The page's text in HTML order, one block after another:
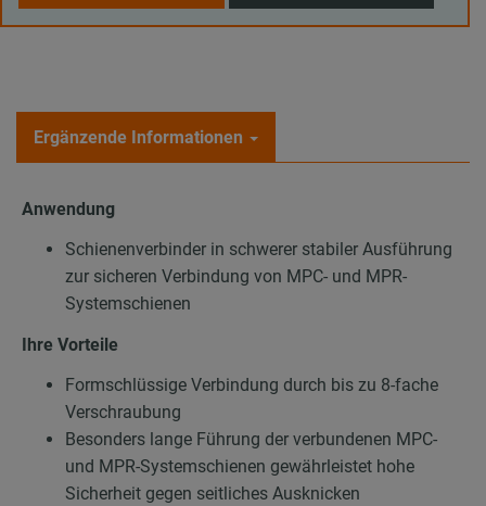
Ergänzende Informationen
Anwendung
Schienenverbinder in schwerer stabiler Ausführung
zur sicheren Verbindung von MPC- und MPR-
Systemschienen
Ihre Vorteile
Formschlüssige Verbindung durch bis zu 8-fache
Verschraubung
Besonders lange Führung der verbundenen MPC-
und MPR-Systemschienen gewährleistet hohe
Sicherheit gegen seitliches Ausknicken